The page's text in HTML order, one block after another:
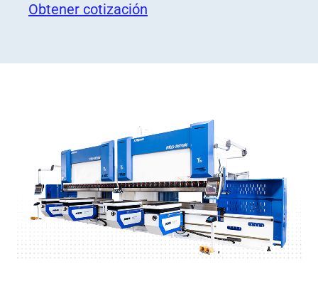
Obtener cotización